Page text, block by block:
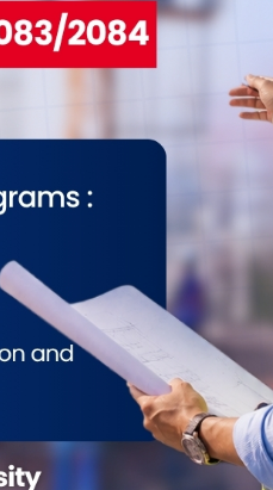
मृत्यु भएको जिल्ला ट्राफिक
सालमा मोरङ जिल्लामा भएका ३ सय
भएको हो । यस्तै ०७१ सालमा विभिन्न
लाख ७१ हजार ८ सय रुपैयाँ राजस्व
राज मार्ग स्थित टंकीबाट लागु
र बिराटनगर -१५ का महेस पाशवान